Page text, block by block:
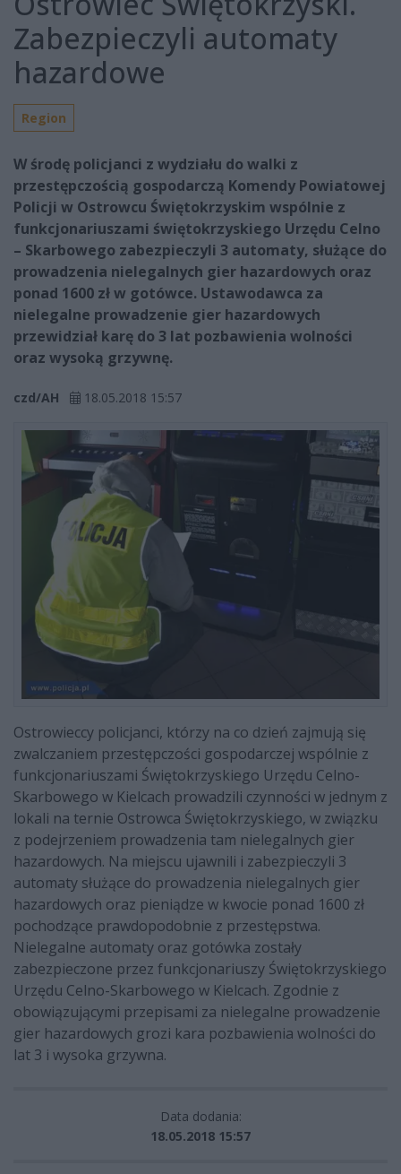
Zabezpieczyli automaty
hazardowe
Region
W środę policjanci z wydziału do walki z
przestępczością gospodarczą Komendy Powiatowej
Policji w Ostrowcu Świętokrzyskim wspólnie z
funkcjonariuszami świętokrzyskiego Urzędu Celno
– Skarbowego zabezpieczyli 3 automaty, służące do
prowadzenia nielegalnych gier hazardowych oraz
ponad 1600 zł w gotówce. Ustawodawca za
nielegalne prowadzenie gier hazardowych
przewidział karę do 3 lat pozbawienia wolności
oraz wysoką grzywnę.
czd/AH 18.05.2018 15:57
Ostrowieccy policjanci, którzy na co dzień zajmują się
zwalczaniem przestępczości gospodarczej wspólnie z
funkcjonariuszami Świętokrzyskiego Urzędu Celno-
Skarbowego w Kielcach prowadzili czynności w jednym z
lokali na ternie Ostrowca Świętokrzyskiego, w związku
z podejrzeniem prowadzenia tam nielegalnych gier
hazardowych. Na miejscu ujawnili i zabezpieczyli 3
automaty służące do prowadzenia nielegalnych gier
hazardowych oraz pieniądze w kwocie ponad 1600 zł
pochodzące prawdopodobnie z przestępstwa.
Nielegalne automaty oraz gotówka zostały
zabezpieczone przez funkcjonariuszy Świętokrzyskiego
Urzędu Celno-Skarbowego w Kielcach. Zgodnie z
obowiązującymi przepisami za nielegalne prowadzenie
gier hazardowych grozi kara pozbawienia wolności do
lat 3 i wysoka grzywna.
Data dodania:
18.05.2018 15:57